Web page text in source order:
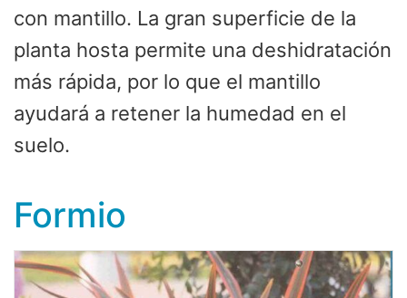
con mantillo. La gran superficie de la
planta hosta permite una deshidratación
más rápida, por lo que el mantillo
ayudará a retener la humedad en el
suelo.
Formio